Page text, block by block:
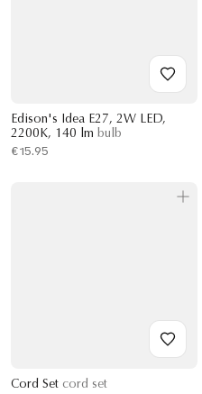
Edison's Idea E27, 2W LED,
2200K, 140 lm bulb
€15.95
Cord Set cord set